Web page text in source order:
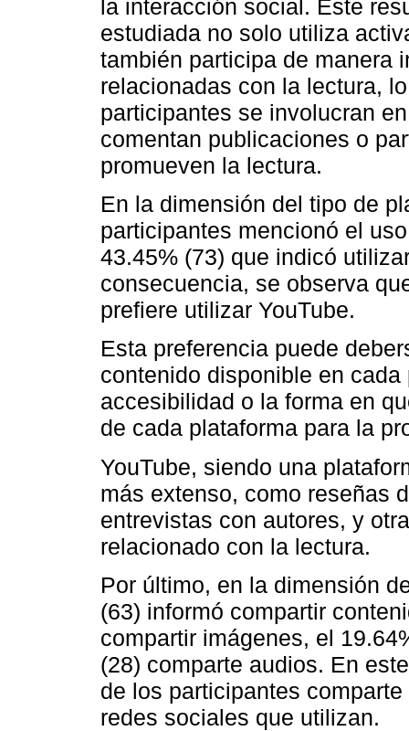
la interacción social. Este
estudiada no solo utiliza
también participa de manera
relacionadas con la lectura,
participantes se involucran
comentan publicaciones o
promueven la lectura.
En la dimensión del tipo de
participantes mencionó el
43.45% (73) que indicó
consecuencia, se observa
prefiere utilizar YouTube.
Esta preferencia puede
contenido disponible en
accesibilidad o la forma en
de cada plataforma para la
YouTube, siendo una
más extenso, como reseñas
entrevistas con autores, y
relacionado con la lectura.
Por último, en la dimensión
(63) informó compartir
compartir imágenes, el
(28) comparte audios. En
de los participantes
redes sociales que utilizan.